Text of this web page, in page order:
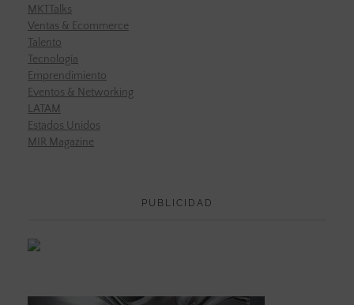
MKTTalks
Ventas & Ecommerce
Talento
Tecnología
Emprendimiento
Eventos & Networking
LATAM
Estados Unidos
MIR Magazine
PUBLICIDAD